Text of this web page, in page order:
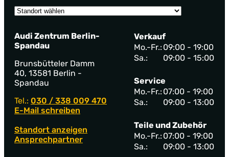
Audi Zentrum Berlin-
Spandau
Brunsbütteler Damm
40, 13581 Berlin -
Spandau
Tel.: 030 / 338 009 470
E-Mail schreiben
Standort anzeigen
Ansprechpartner
Verkauf
Mo.-Fr.: 09:00 - 19:00
Sa.:
09:00 - 15:00
Service
Mo.-Fr.: 07:00 - 19:00
Sa.:
09:00 - 13:00
Teile und Zubehör
Mo.-Fr.: 07:00 - 19:00
Sa.:
09:00 - 13:00